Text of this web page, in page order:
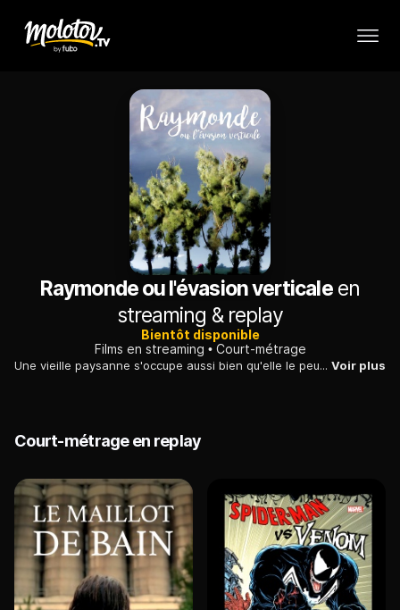
Raymonde ou l'évasion verticaleen
streaming & replay
Bientôt disponible
Films en streaming
Court-métrage
Une vieille paysanne s'occupe aussi bien qu'elle le peut de son jardin et de ses lapins. Mais sa solitude lui pèse et elle rêve d'une autre vie. Voir plus
Court-métrage en replay